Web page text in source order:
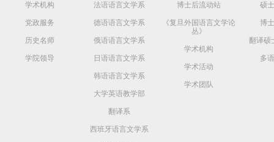
学术机构
党政服务
历史名师
学院领导
法语语言文学系
德语语言文学系
俄语语言文学系
日语语言文学系
韩语语言文学系
大学英语教学部
翻译系
西班牙语言文学系
博士后流动站
《复旦外国语言文学论
丛》
学术机构
学术活动
学术团队
硕
博
翻译硕
多